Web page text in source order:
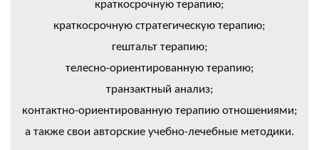
краткосрочную терапию;
краткосрочную стратегическую терапию;
гештальт терапию;
телесно-ориентированную терапию;
транзактный анализ;
контактно-ориентированную терапию отношениями;
а также свои авторские учебно-лечебные методики.